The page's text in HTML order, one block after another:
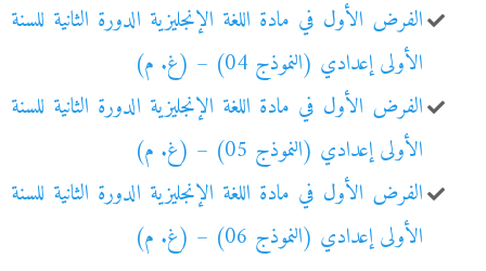
الفرض الأول في مادة اللغة الإنجليزية الدورة الثانية للسنة
الأولى إعدادي (النموذج 04) – (غ. م)
الفرض الأول في مادة اللغة الإنجليزية الدورة الثانية للسنة
الأولى إعدادي (النموذج 05) – (غ. م)
الفرض الأول في مادة اللغة الإنجليزية الدورة الثانية للسنة
الأولى إعدادي (النموذج 06) – (غ. م)